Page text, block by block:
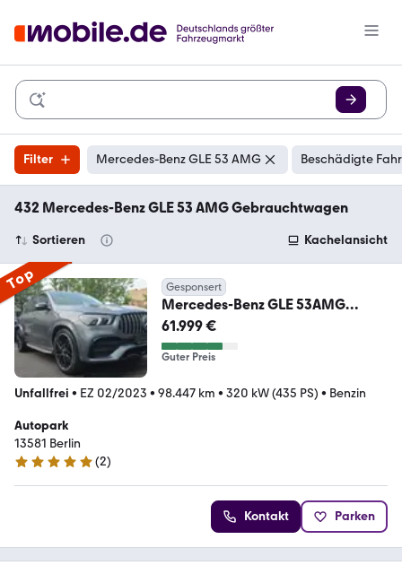
Filter Mercedes-Benz GLE 53 AMG Beschädigte
432 Mercedes-Benz GLE 53 AMG Gebrauchtwagen
Sortieren Kachelansicht
Top Gesponsert
Mercedes-Benz GLE 53AMG
4Matic+ PANO. Burme
TÜV+INSPEKTION NEU
61.999 €
Guter Preis
Unfallfrei • EZ 02/2023 • 98.447 km • 320 kW (435 PS) • Benzin
Autopark
13581 Berlin
4.8 Sterne
(2)
Kontakt Parken